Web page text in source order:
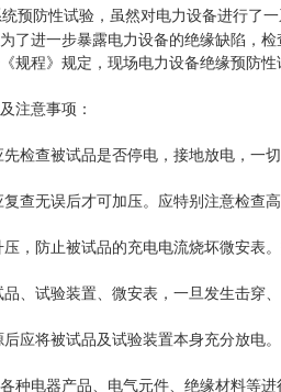
预防性试验，虽然对电力设备进行了
了进一步暴露电力设备的绝缘缺陷，
规程》规定，现场电力设备绝缘预防
注意事项：
查被试品是否停电，接地放电，一
无误后才可加压。应特别注意检查
防止被试品的充电电流烧坏微安表
试验装置、微安表，一旦发生击穿
将被试品及试验装置本身充分放电。
种电器产品、电气元件、绝缘材料等